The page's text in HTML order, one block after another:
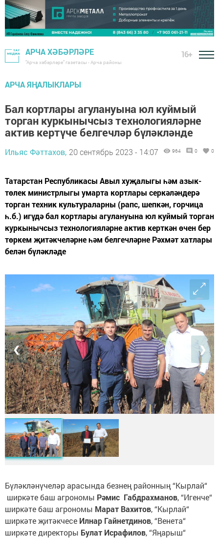
АРЧА ХӘБӘРЛӘРЕ
"Арча хәбәрләре" газетасы - Арча районы
16+
АРЧА ЯҢАЛЫКЛАРЫ
Бал кортлары агулануына юл куймый
торган куркынычсыз технологияләрне
актив кертүче белгечләр бүләкләнде
Ильяс Фәттахов, 20 сентябрь 2023 - 14:07 964 0 0
Татарстан Республикасы Авыл хуҗалыгы һәм азык-
төлек министрлыгы умарта кортлары серкәләндерә
торган техник культураларны (рапс, шепкән, горчица
һ.б.) игүдә бал кортлары агулануына юл куймый торган
куркынычсыз технологияләрне актив керткән өчен бер
төркем җитәкчеләрне һәм белгечләрне Рәхмәт хатлары
белән бүләкләде
❮ ❯
Бүләкләнүчеләр арасында безнең районның “Кырлай“
ширкәте баш агрономы Рәмис Габдрахманов, “Игенче“
ширкәте баш агрономы Марат Вахитов, “Кырлай“
ширкәте җитәкчесе Илнар Гайнетдинов, “Венета“
ширкәте директоры Булат Исрафилов, “Яңарыш“